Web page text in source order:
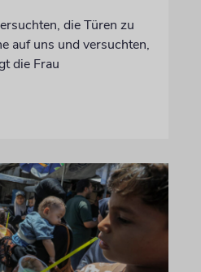
die Türen zu
auf uns und versuchten,
die Frau